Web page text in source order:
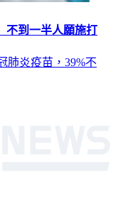
到一半人願施打
肺炎疫苗，39%不